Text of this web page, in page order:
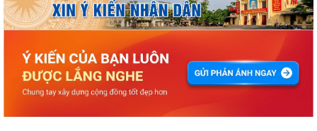
KẾ HOẠCH Triển khai tuyển chọn thực tập sinh nữ đi thực tập kỹ thuật
tại Nhật Bản Đợt II năm 2026
Kỷ niệm 79 năm Ngày Thương binh - Liệt sĩ (27-7-1947 – 27-7-2026)
KHẢO SÁT, THĂM DÒ Ý KIẾN SAU 01 NĂM THỰC HIỆN MÔ HÌNH CHÍNH
QUYỀN ĐỊA PHƯƠNG 02 CẤP